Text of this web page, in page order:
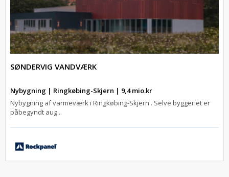
SØNDERVIG VANDVÆRK
Nybygning | Ringkøbing-Skjern | 9,4 mio.kr
Nybygning af varmeværk i Ringkøbing-Skjern . Selve byggeriet er
påbegyndt aug...